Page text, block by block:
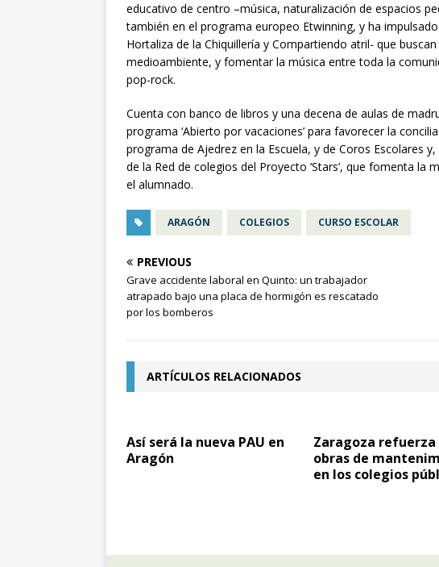
educativo de centro –música, naturalización de espacios
también en el programa europeo Etwinning, y ha
Hortaliza de la Chiquillería y Compartiendo atril- que
medioambiente, y fomentar la música entre toda la
pop-rock.
Cuenta con banco de libros y una decena de aulas de
programa ‘Abierto por vacaciones’ para favorecer la
programa de Ajedrez en la Escuela, y de Coros Escolares
de la Red de colegios del Proyecto ‘Stars’, que fomenta
el alumnado.
ARAGÓN COLEGIOS CURSO ESCOLAR
PREVIOUS
Grave accidente laboral en Quinto: un trabajador
atrapado bajo una placa de hormigón es rescatado
por los bomberos
ARTÍCULOS RELACIONADOS
Así será la nueva PAU en
Aragón
Zaragoza refuerza
obras de
en los colegios